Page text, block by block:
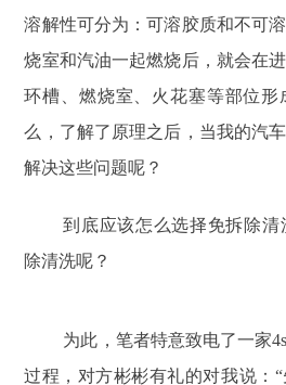
溶解性可分为：可溶胶质和不可
烧室和汽油一起燃烧后，就会在
环槽、燃烧室、火花塞等部位形
么，了解了原理之后，当我的汽
解决这些问题呢？
到底应该怎么选择免拆除清
除清洗呢？
为此，笔者特意致电了一家
过程，对方彬彬有礼的对我说：